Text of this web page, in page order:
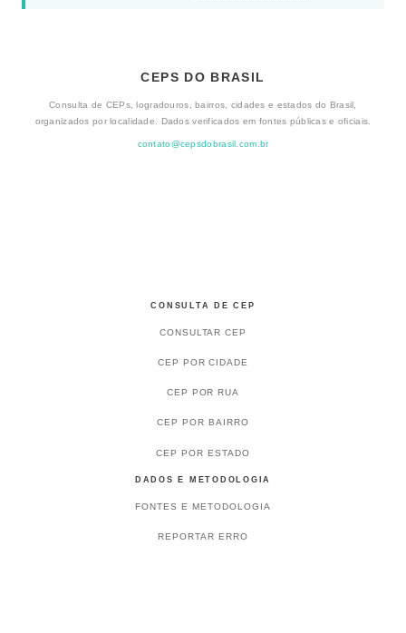
CEPS DO BRASIL
Consulta de CEPs, logradouros, bairros, cidades e estados do Brasil,
organizados por localidade. Dados verificados em fontes públicas e oficiais.
contato@cepsdobrasil.com.br
CONSULTA DE CEP
CONSULTAR CEP
CEP POR CIDADE
CEP POR RUA
CEP POR BAIRRO
CEP POR ESTADO
DADOS E METODOLOGIA
FONTES E METODOLOGIA
REPORTAR ERRO